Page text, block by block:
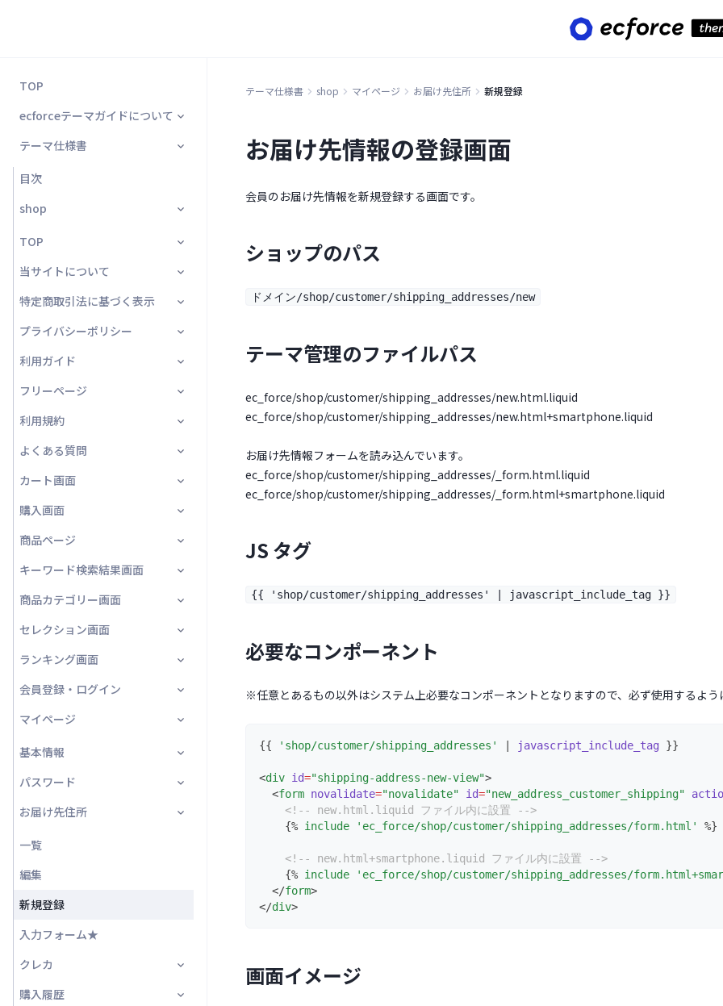
TOP
ecforceテーマガイドについて
はじめにお読みください
サイトマップ
テンプレートの使い方
テーマの違いについて
shared_partial > header の記
項(2024/06)
テーマ仕様書
目次
shop
TOP
トップページ
当サイトについて
当サイトについて画面
特定商取引法に基づく表示
特定商取引法に基づく表示画面
プライバシーポリシー
プライバシーポリシー画面
利用ガイド
利用ガイド画面
フリーページ
フリーページ
利用規約
利用規約画面
よくある質問
よくある質問画面
カート画面
カート画面
ギフト商品一覧★
購入画面
注文情報入力
注文情報確認
サンクスオファー
サンクスオファー確認
注文完了
請求先住所★
受取方法★
お届け先住所★
受取店舗★
ラッピング★
ポイント★
招待コード★
クーポン★
支払い方法★
配送業者★
受取場所★
商品ページ
一覧
詳細
キーワード検索結果画面
商品一覧
商品カテゴリー画面
一覧
詳細
セレクション画面
一覧
詳細
ランキング画面
ランキング画面
会員登録・ログイン
会員ログイン/会員登録
会員ログイン/会員登録画面
会員登録
会員登録画面
パスワードリセット
パスワードリセット案内画面
パスワードリセット画面
マイページ
基本情報
トップ
基本情報変更
本会員登録
アンケート回答結果★
パスワード
変更
お届け先住所
一覧
編集
新規登録
入力フォーム★
クレカ
一覧・登録
購入履歴
テーマ仕様書 shop マイページ お届け先住所 新規登録
お届け先情報の登録画面
会員のお届け先情報を新規登録する画面です。
ショップのパス
ドメイン/shop/customer/shipping_addresses/new
テーマ管理のファイルパス
ec_force/shop/customer/shipping_addresses/new.html.liquid
ec_force/shop/customer/shipping_addresses/new.html+smartphone.liquid
お届け先情報フォームを読み込んでいます。
ec_force/shop/customer/shipping_addresses/_form.html.liquid
ec_force/shop/customer/shipping_addresses/_form.html+smartphone.liquid
JS タグ
{{ 'shop/customer/shipping_addresses' | javascript_include_tag }}
必要なコンポーネント
※任意とあるもの以外はシステム上必要なコンポーネントとなりますので、必ず使用するよう
{{ 'shop/customer/shipping_addresses' javascript_include_tag }}
<div id="shipping-address-new-view">
  <
form novalidate="novalidate" id="new_address_customer_shipping"
<!-- new.html.liquid ファイル内に設置 -->
    {%
include 'ec_force/shop/customer/shipping_addresses/form.html' %}
<!-- new.html+smartphone.liquid ファイル内に設置 -->
    {%
include 'ec_force/shop/customer/shipping_addresses/
  </
form>
</div>
画面イメージ